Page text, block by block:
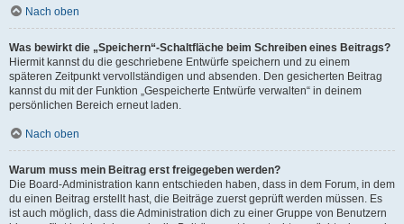
Nach oben
Was bewirkt die „Speichern“-Schaltfläche beim Schreiben eines Beitrags?
Hiermit kannst du die geschriebene Entwürfe speichern und zu einem
späteren Zeitpunkt vervollständigen und absenden. Den gesicherten Beitrag
kannst du mit der Funktion „Gespeicherte Entwürfe verwalten“ in deinem
persönlichen Bereich erneut laden.
Nach oben
Warum muss mein Beitrag erst freigegeben werden?
Die Board-Administration kann entschieden haben, dass in dem Forum, in dem
du einen Beitrag erstellt hast, die Beiträge zuerst geprüft werden müssen. Es
ist auch möglich, dass die Administration dich zu einer Gruppe von Benutzern